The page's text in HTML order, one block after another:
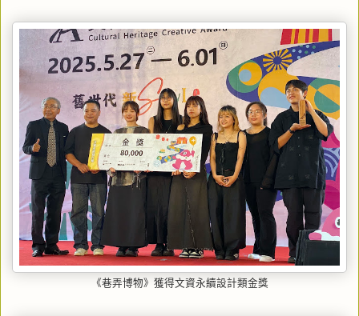
《巷弄博物》獲得文資永續設計類金獎